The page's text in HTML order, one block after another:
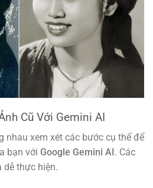
Cũ Với Gemini AI
nhau xem xét các bước cụ thể để
bạn với Google Gemini AI . Các
dễ thực hiện.